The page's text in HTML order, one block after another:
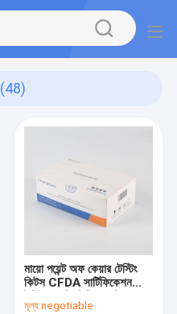
(48)
মায়ো পয়েন্ট অফ কেয়ার টেস্টিং
কিটস CFDA সার্টিফিকেশন
মূল্য:negotiable